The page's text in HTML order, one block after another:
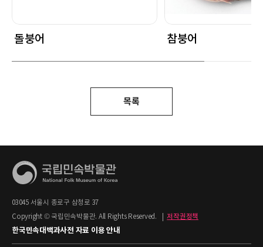
돌붕어 참붕어
목록
03045 서울시 종로구 삼청로 37
Copyright © 국립민속박물관. All Rights Reserved.
저작권정책
한국민속대백과사전 자료 이용 안내